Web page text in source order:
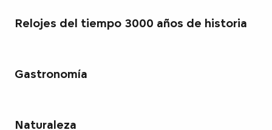
Relojes del tiempo 3000 años de historia
Gastronomía
Naturaleza